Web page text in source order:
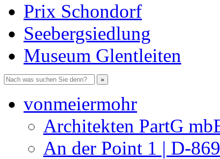
Prix Schondorf
Seebergsiedlung
Museum Glentleiten
vonmeiermohr
Architekten PartG
An der Point 1 | D-